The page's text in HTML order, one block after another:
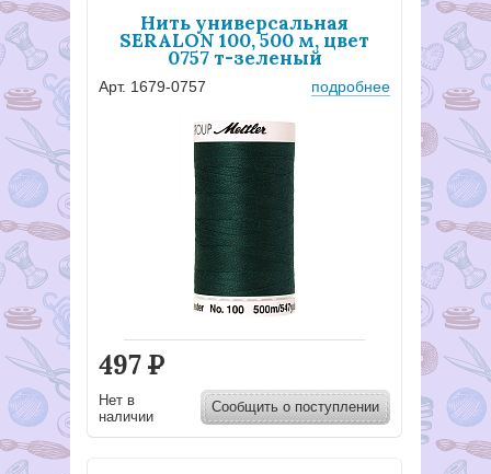
Нить универсальная
SERALON 100, 500 м, цвет
0757 т-зеленый
Арт. 1679-0757 подробнее
497Р
Нет в
наличии
Сообщить о поступлении